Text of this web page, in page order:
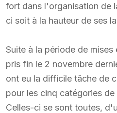
fort dans l'organisation de
ci soit à la hauteur de ses
Suite à la période de mises
pris fin le 2 novembre
ont eu la difficile tâche de
pour les cinq catégories
Celles-ci se sont toutes,